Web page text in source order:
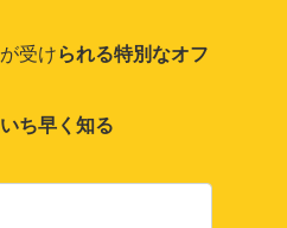
受けられる特別なオフ
いち早く知る